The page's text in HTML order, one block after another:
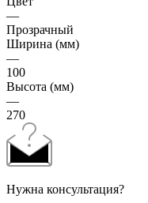
—
Прозрачный
Ширина (мм)
—
100
Высота (мм)
—
270
Нужна консультация?